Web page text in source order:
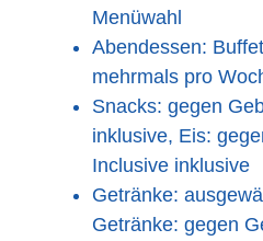
Menüwahl
Abendessen:
mehrmals pro
Snacks: gegen
inklusive, Eis:
Inclusive inklusive
Getränke:
Getränke: gegen